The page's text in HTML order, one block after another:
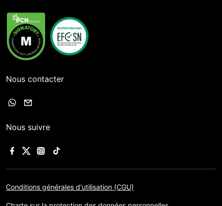
Nous contacter
Nous suivre
Conditions générales d'utilisation (CGU)